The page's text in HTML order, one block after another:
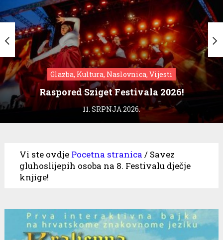
Glazba, Kultura, Naslovnica, Vijesti
Raspored Sziget Festivala 2026!
11. SRPNJA 2026.
Vi ste ovdje Pocetna stranica / Savez
gluhoslijepih osoba na 8. Festivalu dječje
knjige!